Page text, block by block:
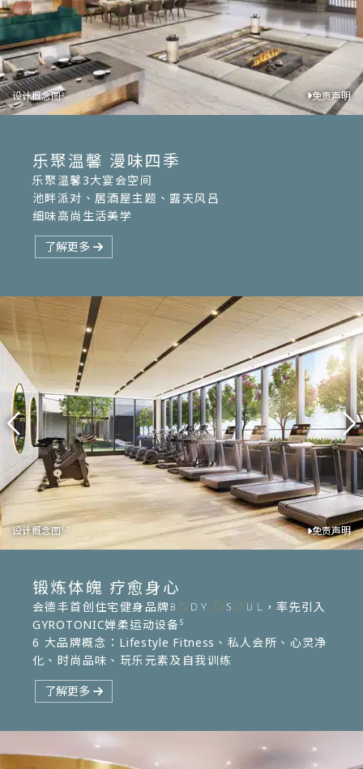
设计概念图2 免责声明
乐聚温馨 漫味四季
乐聚温馨3大宴会空间
池畔派对、居酒屋主题、露天风吕
细味高尚生活美学
了解更多
设计概念图2 免责声明
Seasons House
御池.宴
设计概念图2 免责声明
Sunset Palace
浮宫.宴
设计概念图2 免责声明
The Pavilion
川汤.宴
设计概念图2 免责声明
The Pavilion
川汤.宴
设计概念图1,2 免责声明
锻炼体魄 疗愈身心
会德丰首创住宅健身品牌
，率先引入
GYROTONIC婵柔运动设备5
6 大品牌概念： Lifestyle Fitness 、私人会所、心灵净
化、时尚品味、玩乐元素及自我训练
了解更多
设计概念图1,2 免责声明
设计概念图1,2 免责声明
设计概念图2 免责声明
Yoga Studio
瑜伽坊
设计概念图2 免责声明
滋养身心 星级水疗 美容殿堂
设计概念图2 免责声明
Steam
蒸气室